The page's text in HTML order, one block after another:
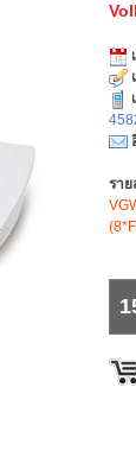
ราย